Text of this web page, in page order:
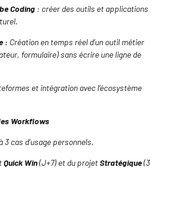
Coding : créer des outils et applications
: Création en temps réel d’un outil métier
formulaire) sans écrire une ligne de
et intégration avec l’écosystème
Workflows
3 cas d’usage personnels.
Quick Win(J+7) et du projetStratégique(3